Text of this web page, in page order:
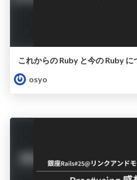
これからの Ruby と今の Ruby に
osyo